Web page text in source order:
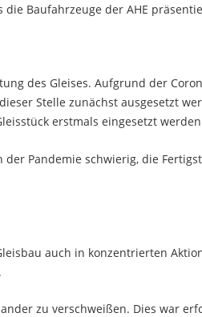
Baufahrzeuge der AHE
des Gleises. Aufgrund der
Stelle zunächst ausgesetzt
erstmals eingesetzt
Pandemie schwierig, die
auch in konzentrierten
zu verschweißen. Dies war